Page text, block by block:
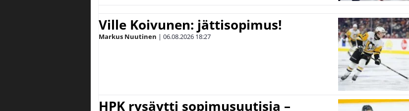
Ville Koivunen: jättisopimus!
Markus Nuutinen | 06.08.2026 18:27
HPK rysäytti sopimusuutisia –